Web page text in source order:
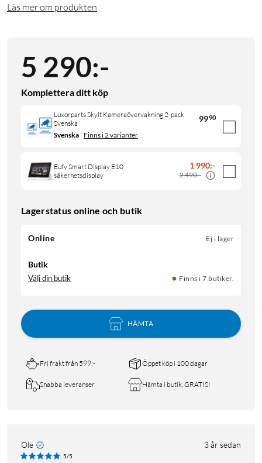
Läs mer om produkten
5 290:-
Komplettera ditt köp
Luxorparts Skylt Kameraövervakning 2-pack
Svenska
9990
Svenska Finns i 2 varianter
Eufy Smart Display E10
säkerhetsdisplay
1 990:-
2 490:-
Lagerstatus online och butik
Online Ej i lager
Butik
Välj din butik Finns i 7 butiker.
HÄMTA
Fri frakt från 599:- Öppet köp i 100 dagar
Snabba leveranser Hämta i butik, GRATIS!
Ole 3 år sedan
5/5